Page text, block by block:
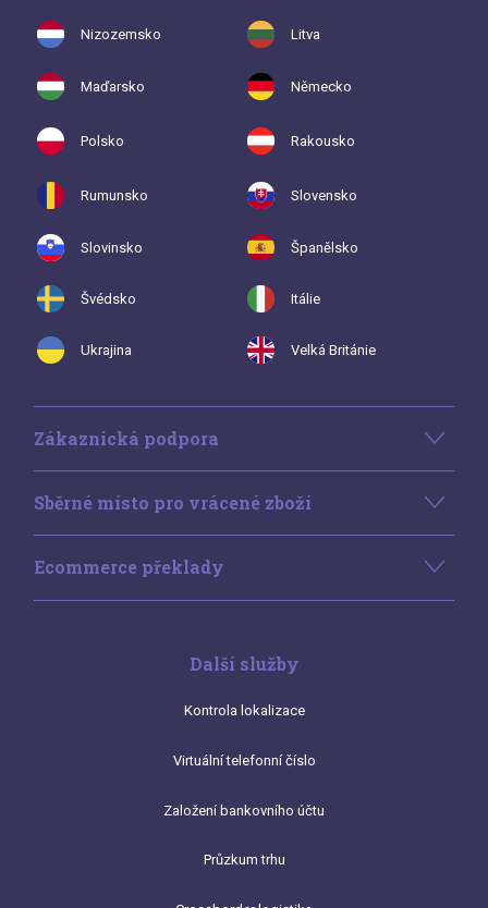
Nizozemsko Litva
Maďarsko Německo
Polsko Rakousko
Rumunsko Slovensko
Slovinsko Španělsko
Švédsko Itálie
Ukrajina Velká Británie
Zákaznická podpora
Sběrné místo pro vrácené zboží
Ecommerce překlady
Další služby
Kontrola lokalizace
Virtuální telefonní číslo
Založení bankovního účtu
Průzkum trhu